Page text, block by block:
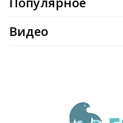
Видео